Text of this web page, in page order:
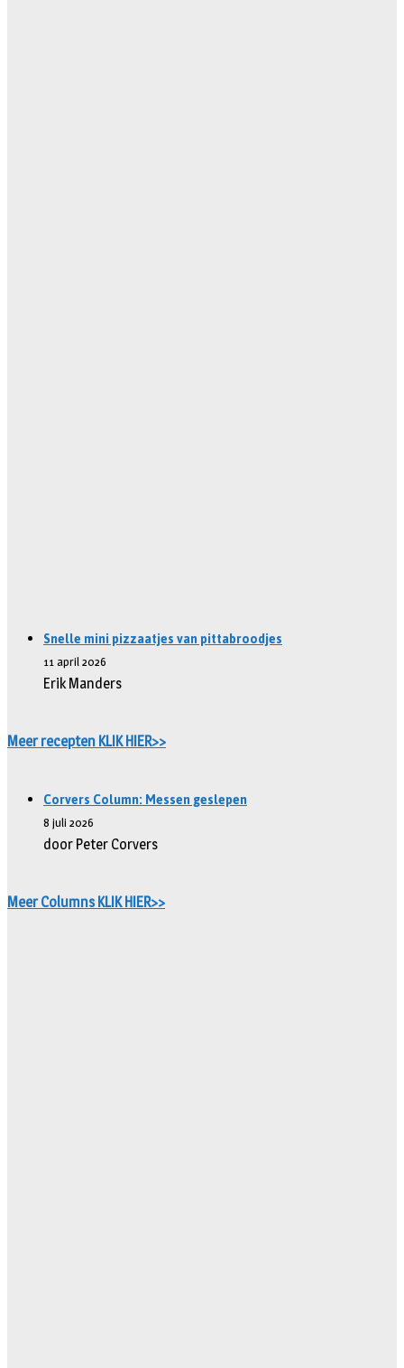
Snelle mini pizzaatjes van pittabroodjes
11 april 2026
Erik Manders
Meer recepten KLIK HIER>>
Corvers Column: Messen geslepen
8 juli 2026
door Peter Corvers
Meer Columns KLIK HIER>>